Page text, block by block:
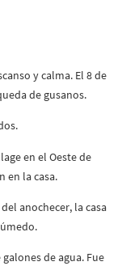
y calma. El 8 de
de gusanos.
en el Oeste de
en la casa.
anochecer, la casa
de agua. Fue